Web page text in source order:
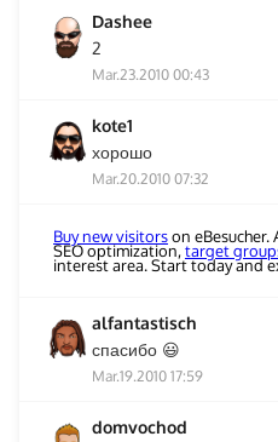
Dashee
2
Mar.23.2010 00:43
kote1
хорошо
Mar.20.2010 07:32
Buy new visitorson eBesucher.
SEO optimization,target
interest area. Start today and
alfantastisch
спасибо 😃
Mar.19.2010 17:59
domvochod